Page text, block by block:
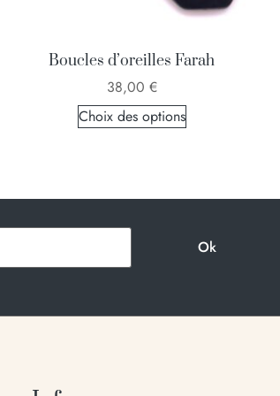
Boucles d’oreilles Farah
38,00 €
Choix des options